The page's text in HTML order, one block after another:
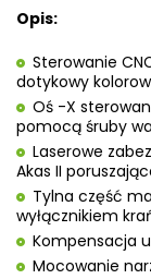
Opis:
Sterowanie
dotykowy
Oś -X
pomocą śruby
Laserowe
Akas II
Tylna część
wyłącznikiem
Kompensacja
Mocowanie